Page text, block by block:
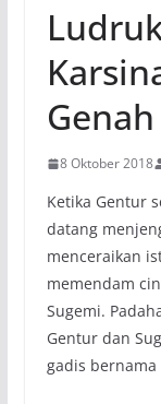
Genah
8 Oktober 2018
Ketika Gentur
datang
menceraikan
memendam
Sugemi.
Gentur dan
gadis bernama